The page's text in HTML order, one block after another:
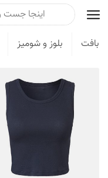
بافت
بلوز و شومیز